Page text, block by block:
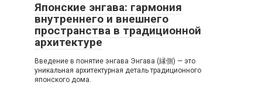
Японские энгава: гармония
внутреннего и внешнего
пространства в традиционной
архитектуре
Введение в понятие энгава Энгава (縁側) — это
уникальная архитектурная деталь традиционного
японского дома.